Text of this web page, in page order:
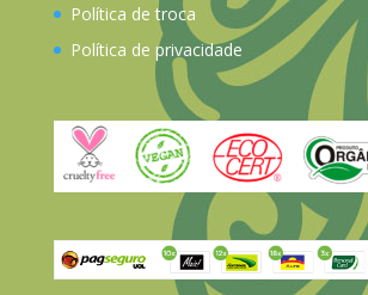
Política de troca
Política de privacidade